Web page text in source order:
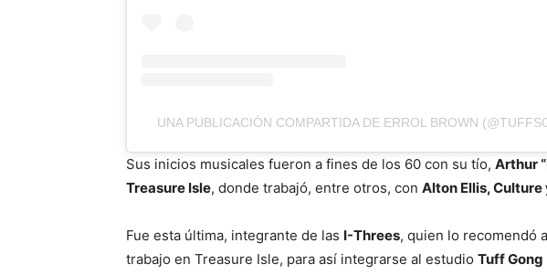
UNA PUBLICACIÓN COMPARTIDA DE ERROL BROWN
Sus inicios musicales fueron a fines de los 60 con su tío, Arthur
Treasure Isle, donde trabajó, entre otros, con Alton Ellis,
Fue esta última, integrante de las I-Threes, quien lo recomendó a
trabajo en Treasure Isle, para así integrarse al estudio Tuff Gong